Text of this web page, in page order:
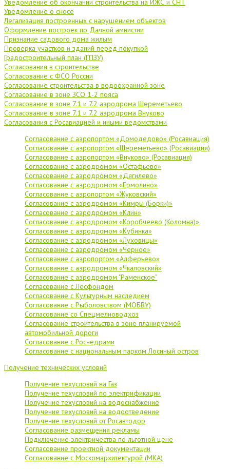
Уведомление об окончании строительства на ИЖС и СНТ
Уведомление о сносе
Легализация построенных с нарушением объектов
Оформление построек по Дачной амнистии
Признание садового дома жилым
Проверка участков и зданий перед покупкой
Градостроительный план (ГПЗУ)
Согласования в строительстве
Согласование с ФСО России
Согласование строительства в водоохранной зоне
Согласование в зоне ЗСО 1-2 пояса
Согласование в зоне 7.1 и 7.2 аэродрома Шереметьево
Согласование в зоне 7.1 и 7.2 аэродрома Внуково
Согласования с Росавиацией и иными ведомствами
Согласование с аэропортом «Домодедово» (Росавиация)
Согласование с аэропортом «Шереметьево» (Росавиация)
Согласование с аэропортом «Внуково» (Росавиация)
Согласование с аэродромом «Остафьево»
Согласование с аэродромом «Дягилево»
Согласование с аэродромом «Ермолино»
Согласование с аэропортом «Жуковский»
Согласование с аэродромом «Кимры (Борки)»
Согласование с аэродромом «Клин»
Согласование с аэродромом «Коробчеево (Коломна)»
Согласование с аэродромом «Кубинка»
Согласование с аэродромом «Луховицы»
Согласование с аэродромом «Черное»
Согласование с аэропортом «Алферьево»
Согласование с аэродромом «Чкаловский»
Согласование с аэродромом "Раменское"
Согласование с Лесфондом
Согласование с Культурным наследием
Согласование с Рыболовством (МОБВУ)
Согласование со Спецмелиоводхоз
Согласование строительства в зоне планируемой
автомобильной дороги
Согласование с Роснедрами
Согласование с национальным парком Лосиный остров
Получение технических условий
Получение техусловий на Газ
Получение техусловий по электрификации
Получение техусловий на водоснабжение
Получение техусловий на водоотведение
Получение техусловий от Росавтодор
Согласование размещения рекламы
Подключение электричества по льготной цене
Согласование проектной документации
Согласование с Москомархитектурой (МКА)